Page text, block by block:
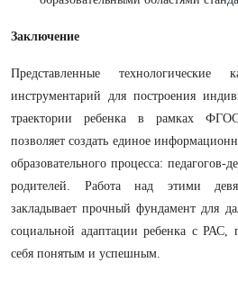
Заключение
Представленные
инструментарий для построения
траектории ребенка в рамках
позволяет создать единое
образовательного процесса: педагогов-
родителей. Работа над этими
закладывает прочный фундамент для
социальной адаптации ребенка с РАС,
себя понятым и успешным.